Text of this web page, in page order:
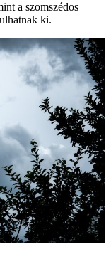
a szomszédos
ki.